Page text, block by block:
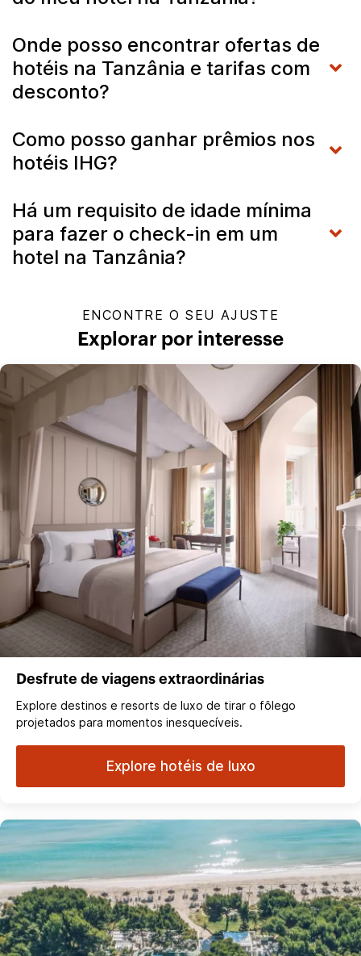
Onde posso encontrar ofertas de
hotéis na Tanzânia e tarifas com
desconto?
Como posso ganhar prêmios nos
hotéis IHG?
Há um requisito de idade mínima
para fazer o check-in em um
hotel na Tanzânia?
ENCONTRE O SEU AJUSTE
Explorar por interesse
Desfrute de viagens extraordinárias
Explore destinos e resorts de luxo de tirar o fôlego
projetados para momentos inesquecíveis.
Explore hotéis de luxo